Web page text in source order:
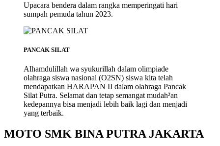
Upacara bendera dalam rangka memperingati hari
sumpah pemuda tahun 2023.
PANCAK SILAT
Alhamdulillah wa syukurillah dalam olimpiade
olahraga siswa nasional (O2SN) siswa kita telah
mendapatkan HARAPAN II dalam olahraga Pancak
Silat Putra. Selamat dan tetap semangat mudah²an
kedepannya bisa menjadi lebih baik lagi dan menjadi
yang terbaik.
MOTO SMK BINA PUTRA JAKARTA